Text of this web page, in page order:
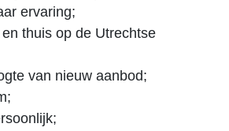
ervaring;
thuis op de Utrechtse
van nieuw aanbod;